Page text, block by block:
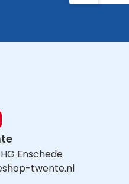
HG Enschede
twente.nl